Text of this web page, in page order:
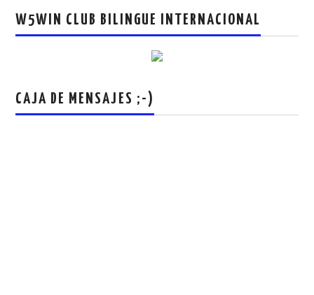
W5WIN CLUB BILINGUE INTERNACIONAL
CAJA DE MENSAJES ;-)